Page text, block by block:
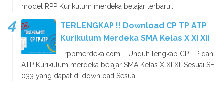
model RPP Kurikulum merdeka belajar terbaru...
TERLENGKAP !! Download CP TP ATP
Kurikulum Merdeka SMA Kelas X XI XII
rppmerdeka.com – Unduh lengkap CP TP dan
ATP Kurikulum merdeka belajar SMA Kelas X XI XII Sesuai SE
033 yang dapat di download Sesuai ...